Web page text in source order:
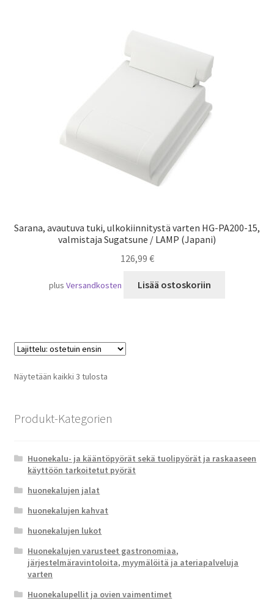
Sarana, avautuva tuki, ulkokiinnitystä varten HG-PA200-15,
valmistaja Sugatsune / LAMP (Japani)
126,99 €
plusVersandkosten Lisää ostoskoriin
Näytetään kaikki 3 tulostaSuosituimmat
Produkt-Kategorien
Huonekalu- ja kääntöpyörät sekä tuolipyörät ja raskaaseen
käyttöön tarkoitetut pyörät
huonekalujen jalat
huonekalujen kahvat
huonekalujen lukot
Huonekalujen varusteet gastronomiaa,
järjestelmäravintoloita, myymälöitä ja ateriapalveluja
varten
Huonekalupellit ja ovien vaimentimet